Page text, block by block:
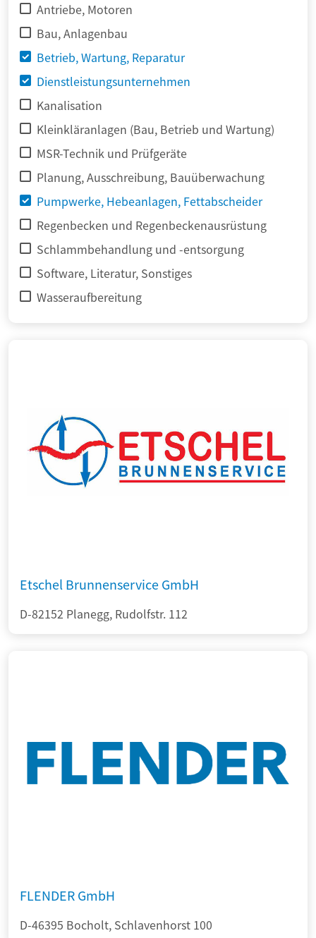
Antriebe, Motoren
Bau, Anlagenbau
Betrieb, Wartung, Reparatur
Dienstleistungsunternehmen
Kanalisation
Kleinkläranlagen (Bau, Betrieb und Wartung)
MSR-Technik und Prüfgeräte
Planung, Ausschreibung, Bauüberwachung
Pumpwerke, Hebeanlagen, Fettabscheider
Regenbecken und Regenbeckenausrüstung
Schlammbehandlung und -entsorgung
Software, Literatur, Sonstiges
Wasseraufbereitung
Etschel Brunnenservice GmbH
D-82152 Planegg, Rudolfstr. 112
FLENDER GmbH
D-46395 Bocholt, Schlavenhorst 100